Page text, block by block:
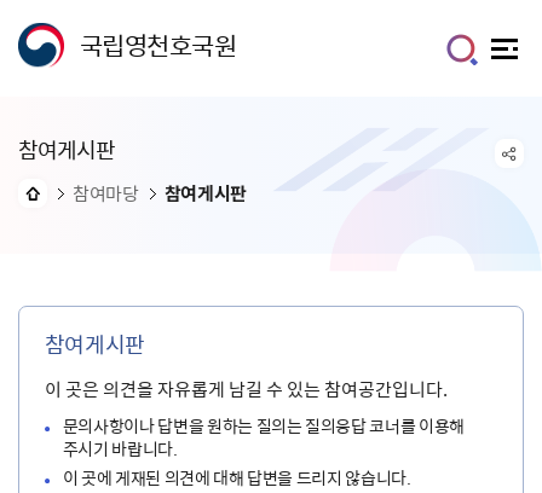
국립영천호국원
참여게시판
참여마당 참여게시판
참여게시판
이 곳은 의견을 자유롭게 남길 수 있는 참여공간입니다.
문의사항이나 답변을 원하는 질의는 질의응답 코너를 이용해
주시기 바랍니다.
이 곳에 게재된 의견에 대해 답변을 드리지 않습니다.